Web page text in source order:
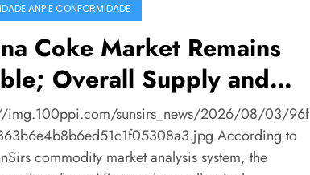
ANP E CONFORMIDADE
Coke Market Remains
Overall Supply and
Balanced
img.100ppi.com/sunsirs_news/2026/08/03/96f
According to
commodity market analysis system, the